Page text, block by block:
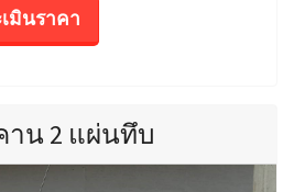
มินราคา
าน 2 แผ่นทึบ